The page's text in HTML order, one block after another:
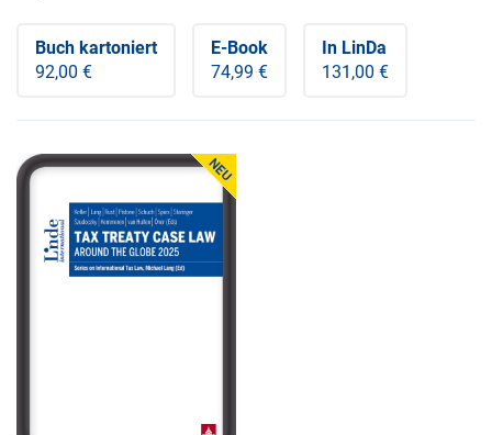
Buch kartoniert
92,00 €
E-Book
74,99 €
In LinDa
131,00 €